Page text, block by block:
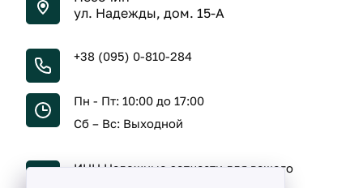
ул. Надежды, дом. 15-А
+38 (095) 0-810-284
Пн - Пт: 10:00 до 17:00
Сб – Вс: Выходной
ИНН Надежные запчасти для вашего